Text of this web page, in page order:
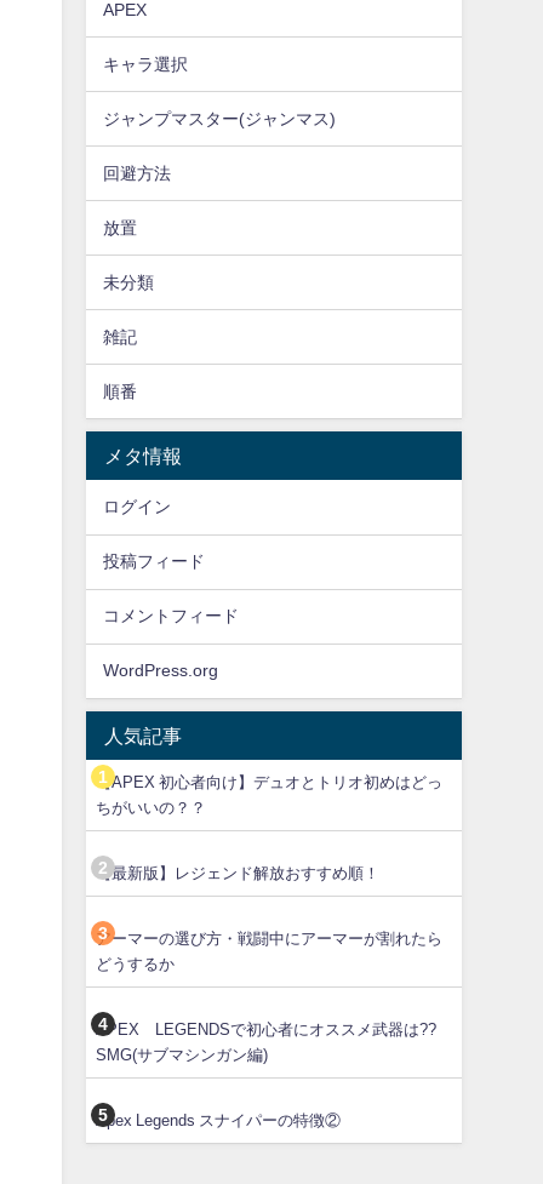
APEX
キャラ選択
ジャンプマスター(ジャンマス)
回避方法
放置
未分類
雑記
順番
メタ情報
ログイン
投稿フィード
コメントフィード
WordPress.org
人気記事
【APEX 初心者向け】デュオとトリオ初めはどっ
ちがいいの？？
【最新版】レジェンド解放おすすめ順！
アーマーの選び方・戦闘中にアーマーが割れたら
どうするか
APEX LEGENDSで初心者にオススメ武器は??
SMG(サブマシンガン編)
Apex Legends スナイパーの特徴②